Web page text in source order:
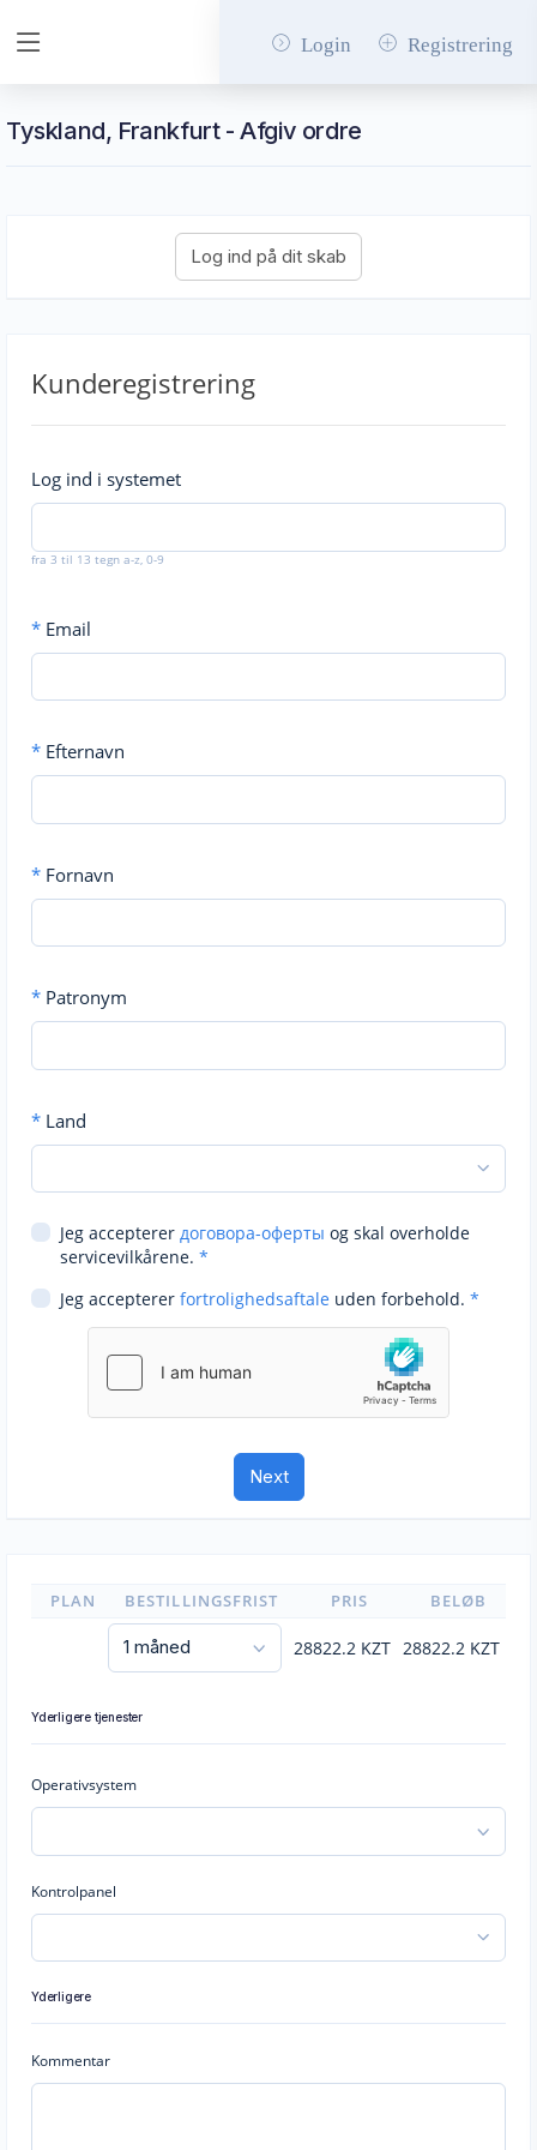
Login Registrering
Tyskland, Frankfurt - Afgiv ordre
Kunderegistrering
Log ind i systemet
fra 3 til 13 tegn a-z, 0-9
* Email
* Efternavn
* Fornavn
* Patronym
* Land
Jeg accepterer договора-оферты og skal overholde
servicevilkårene. *
Jeg accepterer fortrolighedsaftale uden forbehold. *
PLAN BESTILLINGSFRIST PRIS BELØB
28822.2 KZT 28822.2 KZT
Yderligere tjenester
Operativsystem
Kontrolpanel
Yderligere
Kommentar